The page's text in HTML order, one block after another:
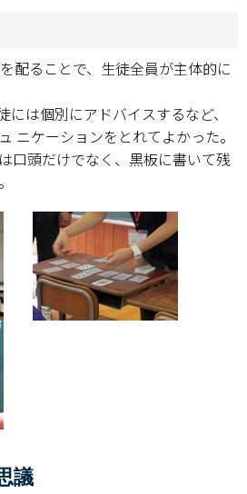
配ることで、生徒全員が主体的に
には個別にアドバイスするなど、
ニケーションをとれてよかった。
口頭だけでなく、黒板に書いて残
議